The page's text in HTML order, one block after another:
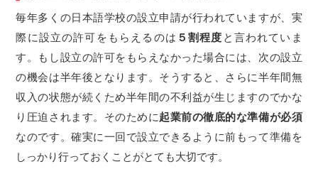
毎年多くの日本語学校の設立申請が行われていますが、実
際に設立の許可をもらえるのは ５割程度 と言われていま
す。もし設立の許可をもらえなかった場合には、次の設立
の機会は半年後となります。そうすると、さらに半年間無
収入の状態が続くため半年間の不利益が生じますのでかな
り圧迫されます。そのために起業前の徹底的な準備が必須
なのです。確実に一回で設立できるように前もって準備を
しっかり行っておくことがとても大切です。